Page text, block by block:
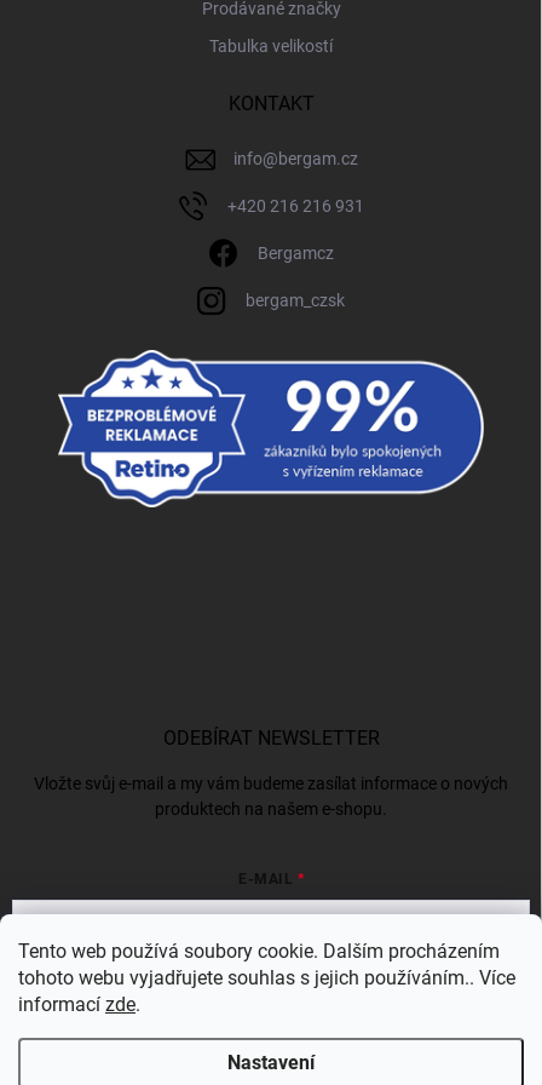
Tento web používá soubory cookie. Dalším procházením
tohoto webu vyjadřujete souhlas s jejich používáním.. Více
informací zde.
Nastavení
Prodávané značky
Tabulka velikostí
KONTAKT
info@bergam.cz
+420 216 216 931
Bergamcz
bergam_czsk
ODEBÍRAT NEWSLETTER
Vložte svůj e-mail a my vám budeme zasílat informace o nových
produktech na našem e-shopu.
E-MAIL
Vložením e-mailu souhlasíte s
Přihlásit se